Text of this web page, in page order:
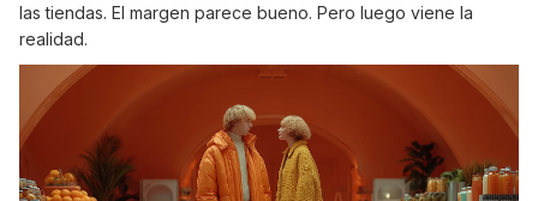
las tiendas. El margen parece bueno. Pero luego viene la
realidad.